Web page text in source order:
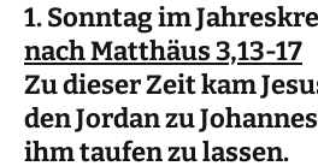
1. Sonntag im
nach Matthäus 3,13-17
Zu dieser Zeit kam
den Jordan zu
ihm taufen zu lassen.